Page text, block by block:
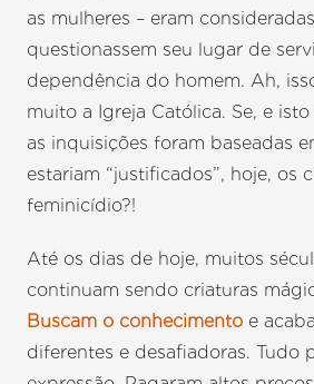
as mulheres – eram
questionassem seu lugar de
dependência do homem. Ah,
muito a Igreja Católica. Se, e
as inquisições foram baseadas
estariam “justificados”, hoje, os
feminicídio?!
Até os dias de hoje, muitos
continuam sendo criaturas
Buscam o conhecimento e
diferentes e desafiadoras. Tudo